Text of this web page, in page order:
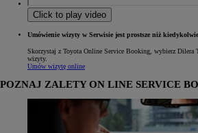
Click to play video
Umówienie wizyty w Serwisie jest prostsze niż
Skorzystaj z Toyota Online Service Booking, wybierz Dilera
wizyty.
Umów wizytę online
POZNAJ ZALETY ON LINE SERVICE